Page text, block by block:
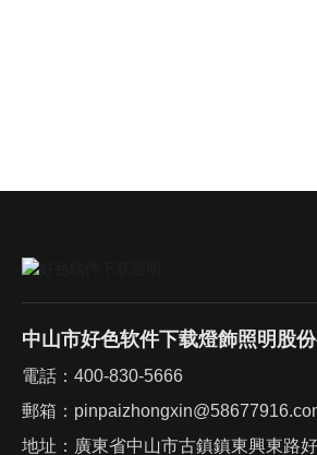
中山市好色软件下载燈飾照明股
電話： 400-830-5666
郵箱：
地址：廣東省中山市古鎮鎮東興東